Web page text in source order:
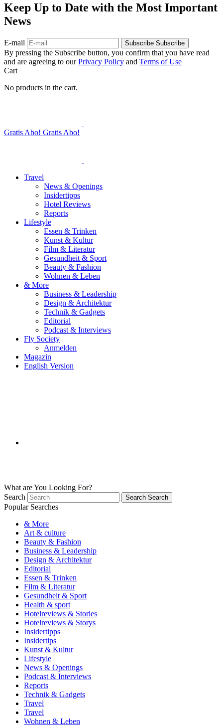
Keep Up to Date with the Most Important
News
E-mail Subscribe Subscribe
By pressing the Subscribe button, you confirm that you have read
and are agreeing to ourPrivacy Policy and Terms of Use
Cart
No products in the cart.
Gratis Abo! Gratis Abo!
Travel
News & Openings
Insidertipps
Hotel Reviews
Reports
Lifestyle
Essen & Trinken
Kunst & Kultur
Film & Literatur
Gesundheit & Sport
Beauty & Fashion
Wohnen & Leben
& More
Business & Leadership
Design & Architektur
Technik & Gadgets
Editorial
Podcast & Interviews
Fly Society
Anmelden
Magazin
English Version
What are You Looking For?
Search
Search Search
Popular Searches
& More
Art & culture
Beauty & Fashion
Business & Leadership
Design & Architektur
Editorial
Essen & Trinken
Film & Literatur
Gesundheit & Sport
Health & sport
Hotelreviews & Stories
Hotelreviews & Storys
Insidertipps
Insidertips
Kunst & Kultur
Lifestyle
News & Openings
Podcast & Interviews
Reports
Technik & Gadgets
Travel
Travel
Wohnen & Leben